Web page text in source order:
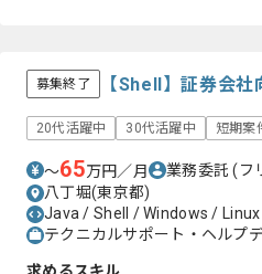
募集終了 【Shell】証券会
20代活躍中 30代活躍中 短期案
〜65万円／月 業務委託(フ
八丁堀(東京都)
Java / Shell / Windows / Linux
テクニカルサポート・ヘルプ